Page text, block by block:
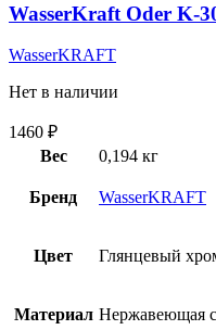
WasserKraft Oder K-
WasserKRAFT
Нет в наличии
1460 ₽
Вес
0,194 кг
Бренд WasserKRAFT
Цвет Глянцевый
Материал Нержавеющая